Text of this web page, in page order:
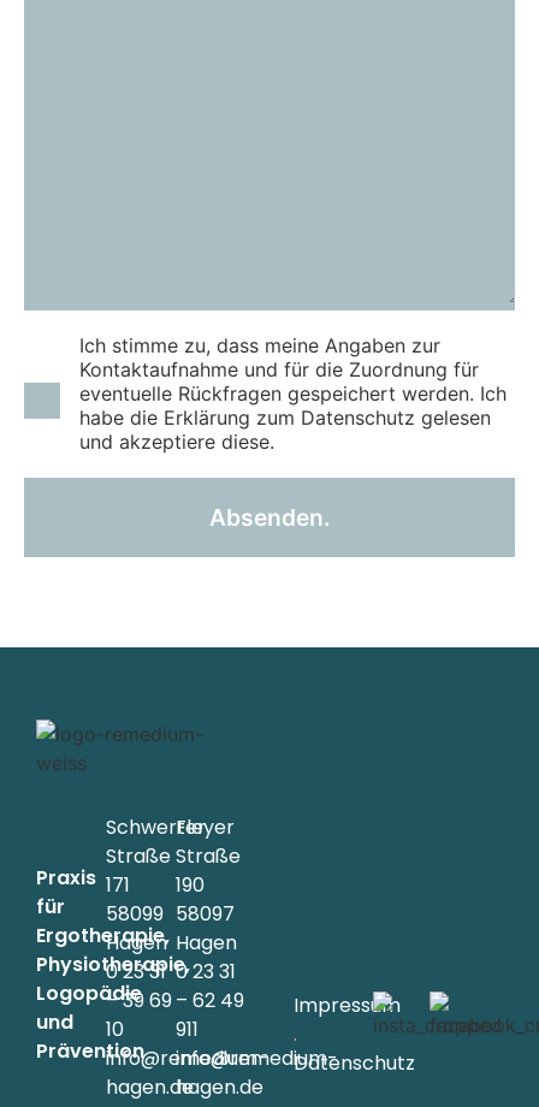
Ich stimme zu, dass meine Angaben zur
Kontaktaufnahme und für die Zuordnung für
eventuelle Rückfragen gespeichert werden. Ich
habe die Erklärung zum Datenschutz gelesen
und akzeptiere diese.
Praxis
für
Ergotherapie,
Physiotherapie,
Logopädie
und
Prävention
Schwerter
Straße
171
58099
Hagen
0 23 31
– 39 69
10
info@remedium-
hagen.de
Fleyer
Straße
190
58097
Hagen
0 23 31
– 62 49
911
info@remedium-
hagen.de
Impressum
.
Datenschutz